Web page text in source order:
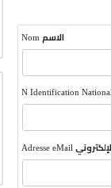
Nom الاسم
N Identification
Adresse eMail